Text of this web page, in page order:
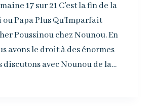
17 sur 21 C’est la fin de la
Papa Plus Qu’Imparfait
Poussinou chez Nounou. En
avons le droit à des énormes
discutons avec Nounou de la…